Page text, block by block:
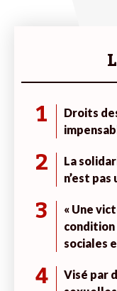
1
Droits
2
La
n’est pas
3
« Une
sociales
4
Visé par